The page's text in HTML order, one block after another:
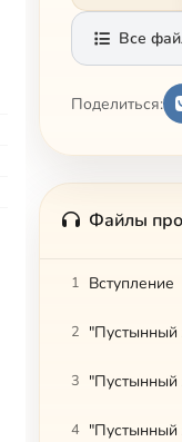
Все
Поделиться:
Файлы
1 Вступление
2 "Пустынный
3 "Пустынный
4 "Пустынный